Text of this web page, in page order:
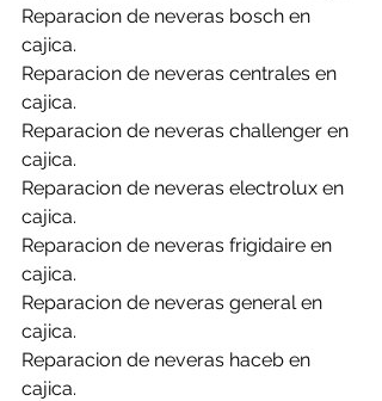
Reparacion de neveras bosch en
cajica.
Reparacion de neveras centrales en
cajica.
Reparacion de neveras challenger en
cajica.
Reparacion de neveras electrolux en
cajica.
Reparacion de neveras frigidaire en
cajica.
Reparacion de neveras general en
cajica.
Reparacion de neveras haceb en
cajica.